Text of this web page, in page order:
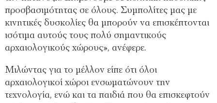
προσβασιμότητας σε όλους. Συμπολίτες μας με
κινητικές δυσκολίες θα μπορούν να επισκέπτονται
ισότιμα αυτούς τους πολύ σημαντικούς
αρχαιολογικούς χώρους», ανέφερε.
Μιλώντας για το μέλλον είπε ότι όλοι
αρχαιολογικοί χώροι ενσωματώνουν την
τεχνολογία, ενώ και τα παιδιά που θα επισκεφτούν